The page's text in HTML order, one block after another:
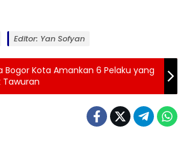
Editor: Yan Sofyan
Bogor Kota Amankan 6 Pelaku yang
Tawuran